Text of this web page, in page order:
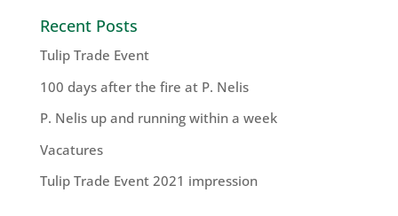
Recent Posts
Tulip Trade Event
100 days after the fire at P. Nelis
P. Nelis up and running within a week
Vacatures
Tulip Trade Event 2021 impression